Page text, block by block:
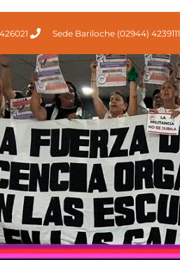
Sede Bariloche (02944) 4239111